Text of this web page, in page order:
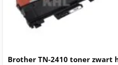
Brother TN-2410 toner zwart